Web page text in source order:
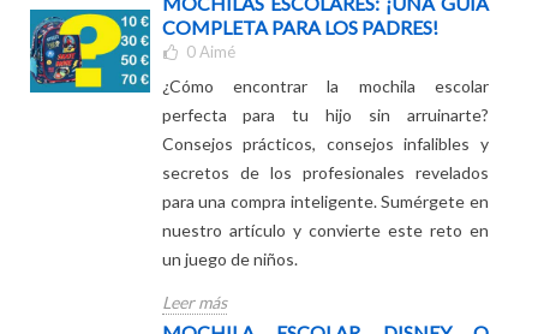
Leer más
EL PRECIO ADECUADO PARA LAS
MOCHILAS ESCOLARES: ¡UNA GUÍA
COMPLETA PARA LOS PADRES!
0Aimé
¿Cómo encontrar la mochila escolar
perfecta para tu hijo sin arruinarte?
Consejos prácticos, consejos infalibles y
secretos de los profesionales revelados
para una compra inteligente. Sumérgete en
nuestro artículo y convierte este reto en
un juego de niños.